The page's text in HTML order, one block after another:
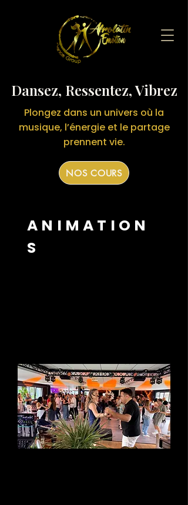
Dansez, Ressentez, Vibrez
Plongez dans un univers où la
musique, l’énergie et le partage
prennent vie.
NOS COURS
ANIMATION
S